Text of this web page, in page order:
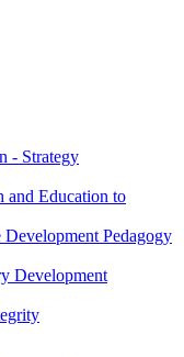
- Strategy
and Education to
Development Pedagogy
Development